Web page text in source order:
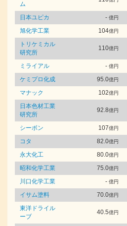
ム
日本ユピカ - 億円
旭化学工業
104億円
トリケミカル
研究所
110億円
ミライアル - 億円
ケミプロ化成
95.0億円
マナック
102億円
日本色材工業
研究所
92.8億円
シーボン 107億円
コタ
82.0億円
永大化工
80.0億円
昭和化学工業
75.0億円
川口化学工業
- 億円
イサム塗料
70.0億円
東洋ドライル
ーブ
40.5億円